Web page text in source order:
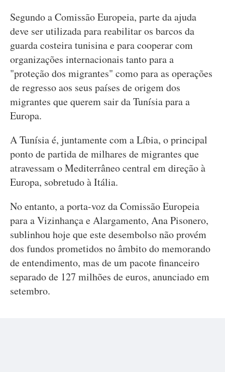
Segundo a Comissão Europeia, parte da ajuda
deve ser utilizada para reabilitar os barcos da
guarda costeira tunisina e para cooperar com
organizações internacionais tanto para a
"proteção dos migrantes" como para as operações
de regresso aos seus países de origem dos
migrantes que querem sair da Tunísia para a
Europa.
A Tunísia é, juntamente com a Líbia, o principal
ponto de partida de milhares de migrantes que
atravessam o Mediterrâneo central em direção à
Europa, sobretudo à Itália.
No entanto, a porta-voz da Comissão Europeia
para a Vizinhança e Alargamento, Ana Pisonero,
sublinhou hoje que este desembolso não provém
dos fundos prometidos no âmbito do memorando
de entendimento, mas de um pacote financeiro
separado de 127 milhões de euros, anunciado em
setembro.